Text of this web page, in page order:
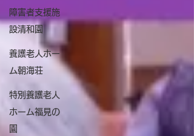
障害者支援施
設清和園
養護老人ホー
ム朝海荘
特別養護老人
ホーム福見の
園